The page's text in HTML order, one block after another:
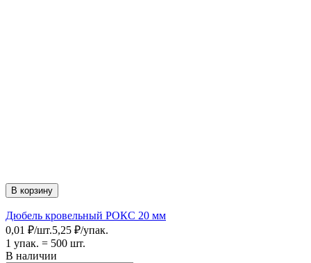
В корзину
Дюбель кровельный РОКС 20 мм
0,01 ₽/шт.5,25 ₽/упак.
1 упак. = 500 шт.
В наличии